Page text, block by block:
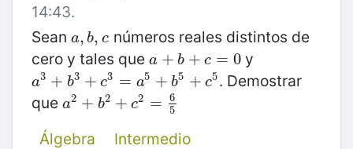
14:43.
Sean a, b, c
a,b,c números reales distintos de
cero y tales que a + b + c = 0
a +b + c=0 y
a3 + b3 + c3 = a5 + b5 + c5
a3 +b3+c 3= a5 +b 5+c 5
. Demostrar
que a2 + b2 + c2 =
6
5
a2 +b2+c 2= 65
Álgebra
Intermedio